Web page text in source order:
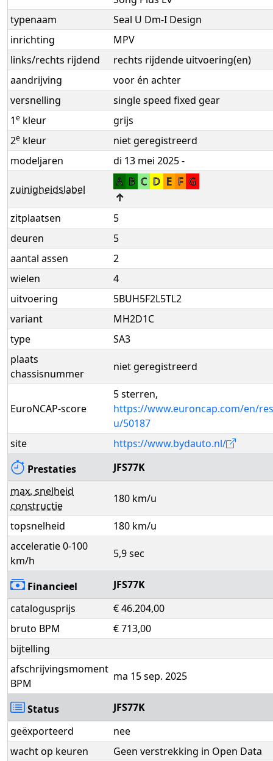
typenaam
Seal U Dm-I Design
inrichting
MPV
links/rechts rijdend
rechts rijdende uitvoering(en)
aandrijving
voor én achter
versnelling
single speed fixed gear
1e kleur
grijs
2e kleur
niet geregistreerd
modeljaren
di 13 mei 2025 -
zuinigheidslabel
A B C D E F G
↑
zitplaatsen
5
deuren
5
aantal assen
2
wielen
4
uitvoering
5BUH5F2L5TL2
variant
MH2D1C
type
SA3
plaats
chassisnummer
niet geregistreerd
EuroNCAP-score
5 sterren,
https://www.euroncap.com/en/
u/50187
site
https://www.bydauto.nl/
Prestaties
JFS77K
max. snelheid
constructie
180 km/u
topsnelheid
180 km/u
acceleratie 0-100
km/h
5,9 sec
Financieel
JFS77K
catalogusprijs
€ 46.204,00
bruto BPM
€ 713,00
bijtelling
afschrijvingsmoment
BPM
ma 15 sep. 2025
Status
JFS77K
geëxporteerd
nee
wacht op keuren
Geen verstrekking in Open Data